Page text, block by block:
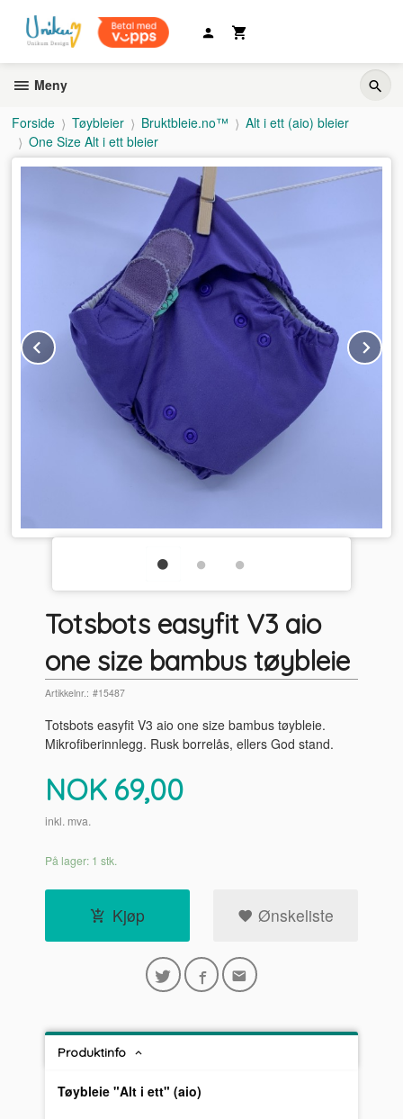
innholdet
Meny
Forside Tøybleier Bruktbleie.no™
Alt i ett (aio) bleier
One Size Alt i ett bleier
Prev
Totsbots easyfit V3 aio
one size bambus tøybleie
Artikkelnr.: #15487
Totsbots easyfit V3 aio one size bambus tøybleie.
Mikrofiberinnlegg. Rusk borrelås, ellers God stand.
Pris
NOK 69,00
inkl. mva.
På lager: 1 stk.
Kjøp Ønskeliste
Produktinfo
Tøybleie "Alt i ett" (aio)